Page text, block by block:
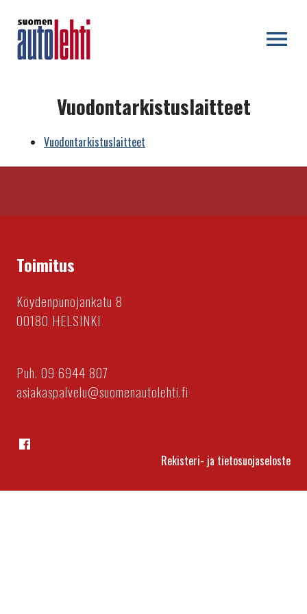
Vuodontarkistuslaitteet
Vuodontarkistuslaitteet
Toimitus
Köydenpunojankatu 8
00180 HELSINKI
Puh. 09 6944 807
asiakaspalvelu@suomenautolehti.fi
Rekisteri- ja tietosuojaseloste